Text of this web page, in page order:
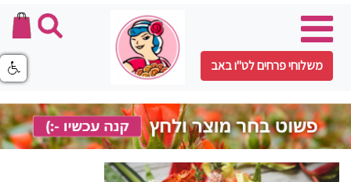
משלוחי פרחים לט"ו באב